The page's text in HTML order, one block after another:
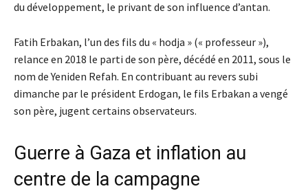
du développement, le privant de son influence d’antan.
Fatih Erbakan, l’un des fils du « hodja » (« professeur »),
relance en 2018 le parti de son père, décédé en 2011, sous le
nom de Yeniden Refah. En contribuant au revers subi
dimanche par le président Erdogan, le fils Erbakan a vengé
son père, jugent certains observateurs.
Guerre à Gaza et inflation au
centre de la campagne